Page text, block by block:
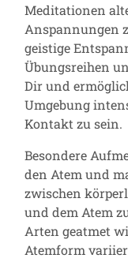
Meditationen
Anspannungen
geistige
Übungsreihen
Dir und
Umgebung
Kontakt zu sein.
Besondere
den Atem und
zwischen
und dem Atem
Arten geatmet
Atemform